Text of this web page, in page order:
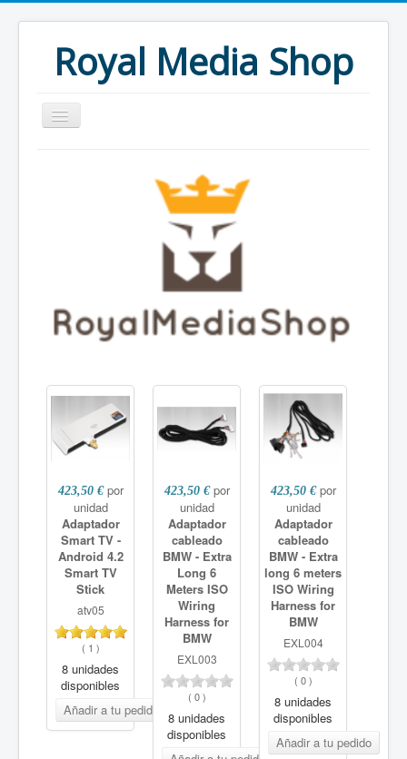
Royal Media Shop
Radios especificas
Reposacabezas DVD
Cámaras traseras
Cámaras DVR
Car Digital TV
Accesorios
423,50 € por
unidad
Adaptador
Smart TV -
Android 4.2
Smart TV
Stick
atv05
( 1 )
8 unidades
disponibles
423,50 € por
unidad
Adaptador
cableado
BMW - Extra
Long 6
Meters ISO
Wiring
Harness for
BMW
EXL003
( 0)
8 unidades
disponibles
423,50 € por
unidad
Adaptador
cableado
BMW - Extra
long 6 meters
ISO Wiring
Harness for
BMW
EXL004
( 0)
8 unidades
disponibles